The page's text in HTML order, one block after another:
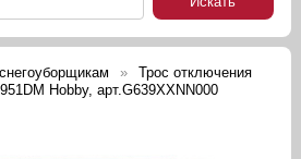
Трос отключения
Hobby, арт.G639XXNN000